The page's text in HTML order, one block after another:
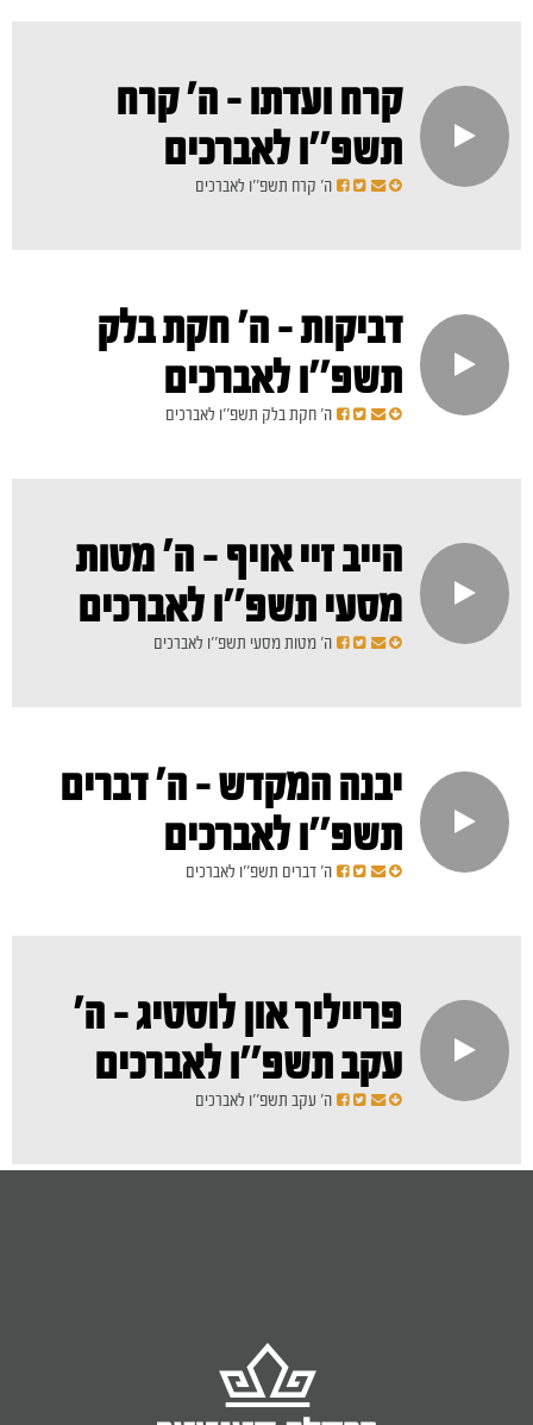
קרח ועדתו - ה' קרח
תשפ''ו לאברכים
ה' קרח תשפ''ו לאברכים
דביקות - ה' חקת בלק
תשפ''ו לאברכים
ה' חקת בלק תשפ''ו לאברכים
הייב זיי אויף - ה' מטות
מסעי תשפ''ו לאברכים
ה' מטות מסעי תשפ''ו לאברכים
יבנה המקדש - ה' דברים
תשפ''ו לאברכים
ה' דברים תשפ''ו לאברכים
פרייליך און לוסטיג - ה'
עקב תשפ''ו לאברכים
ה' עקב תשפ''ו לאברכים